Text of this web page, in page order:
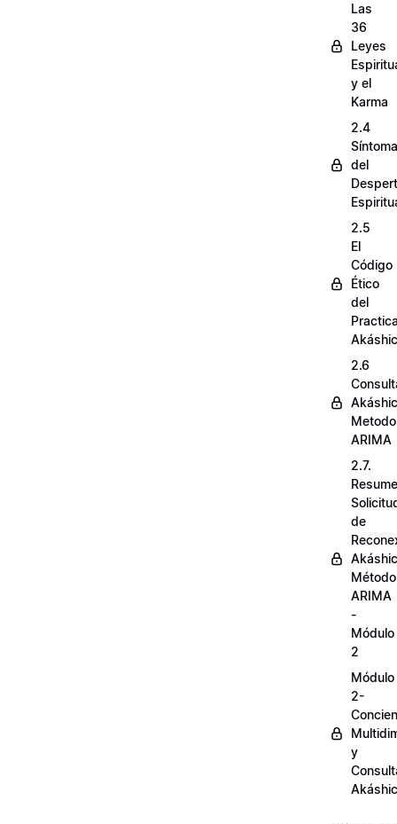
Las
36
Leyes
y el
Karma
2.4
del
2.5
El
Código
Ético
del
2.6
Metodo
ARIMA
2.7.
de
Método
ARIMA
-
Módulo
2
Módulo
2-
y